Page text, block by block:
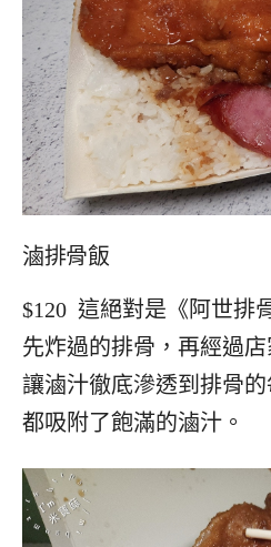
滷排骨飯
$120 這絕對是《阿世排
先炸過的排骨，再經過店
讓滷汁徹底滲透到排骨
都吸附了飽滿的滷汁。